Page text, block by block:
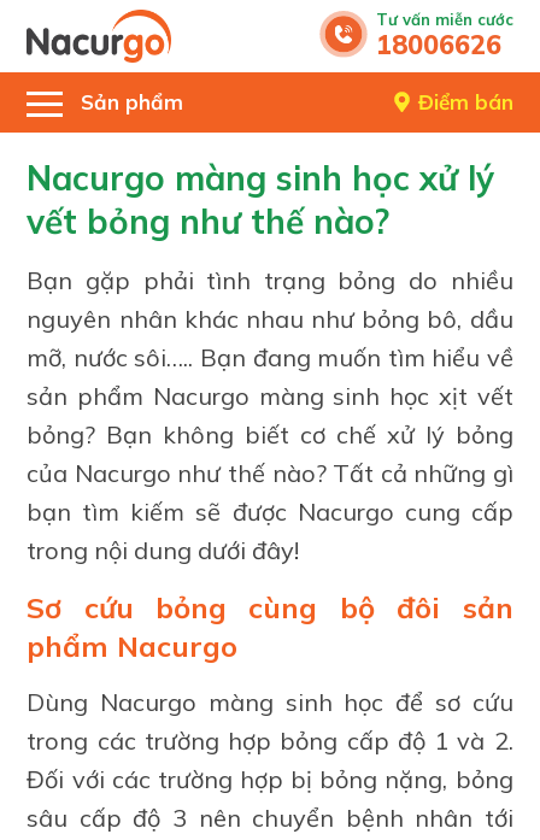
Tư vấn miễn cước
18006626
Sản phẩm Điểm bán
Nacurgo màng sinh học xử lý
vết bỏng như thế nào?
Bạn gặp phải tình trạng bỏng do nhiều
nguyên nhân khác nhau như bỏng bô, dầu
mỡ, nước sôi….. Bạn đang muốn tìm hiểu về
sản phẩm Nacurgo màng sinh học xịt vết
bỏng? Bạn không biết cơ chế xử lý bỏng
của Nacurgo như thế nào? Tất cả những gì
bạn tìm kiếm sẽ được Nacurgo cung cấp
trong nội dung dưới đây!
Sơ cứu bỏng cùng bộ đôi sản
phẩm Nacurgo
Dùng Nacurgo màng sinh học để sơ cứu
trong các trường hợp bỏng cấp độ 1 và 2.
Đối với các trường hợp bị bỏng nặng, bỏng
sâu cấp độ 3 nên chuyển bệnh nhân tới